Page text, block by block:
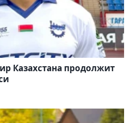
Казахстана продолжит